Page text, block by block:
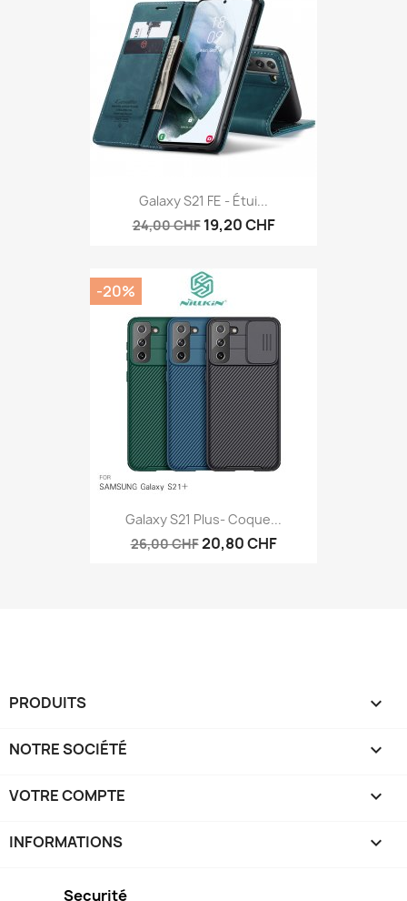
Galaxy S21 FE - Étui...
24,00 CHF 19,20 CHF
Galaxy S21 Plus- Coque...
26,00 CHF20,80 CHF
-20%
PRODUITS 
NOTRE SOCIÉTÉ 
VOTRE COMPTE 
INFORMATIONS keyboard_arrow_down
Securité